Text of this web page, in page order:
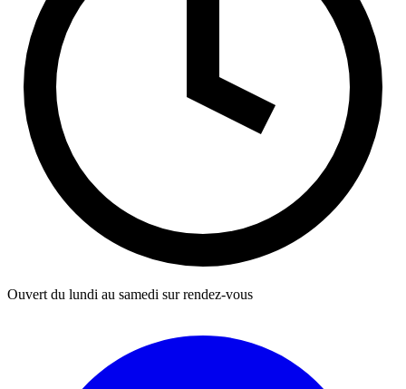
Ouvert du lundi au samedi sur rendez-vous